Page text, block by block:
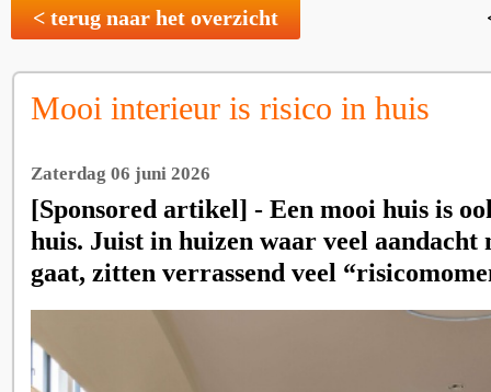
< terug naar het overzicht
Mooi interieur is risico in huis
Zaterdag 06 juni 2026
[Sponsored artikel] - Een mooi huis is
huis. Juist in huizen waar veel
gaat, zitten verrassend veel